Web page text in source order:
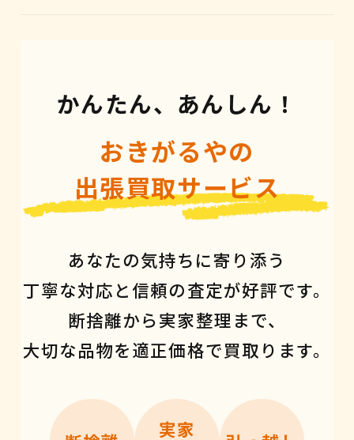
かんたん、あんしん！
おきがるやの
出張買取サービス
あなたの気持ちに寄り添う
丁寧な対応と信頼の査定が好評です。
断捨離から実家整理まで、
大切な品物を適正価格で買取ります。
実家